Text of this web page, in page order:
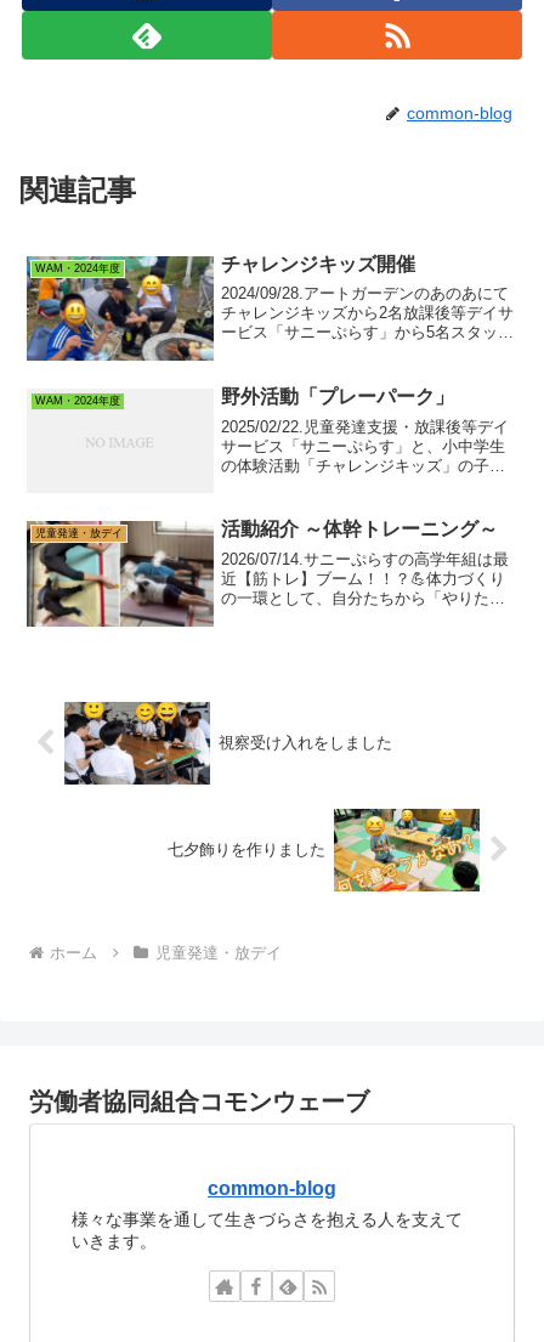
common-blog
関連記事
WAM・2024年度 チャレンジキッズ開催
2024/09/28.アートガーデンのあのあにて
チャレンジキッズから2名放課後等デイサ
ービス「サニーぷらす」から5名スタッフ
🪴火おこしやりたい！目標は薪割り！な
ど意...
WAM・2024年度 野外活動「プレーパーク」
2025/02/22.児童発達支援・放課後等デイ
サービス「サニーぷらす」と、小中学生
の体験活動「チャレンジキッズ」の子ど
ートガーデン。スタッフのやーまんが畑
の他、子ども...
児童発達・放デイ 活動紹介 ～体幹トレーニング～
2026/07/14.サニーぷらすの高学年組は最
近【筋トレ】ブーム！！？💪体力づくり
の一環として、自分たちから「やりた
視察受け入れをしました
七夕飾りを作りました
ホーム 児童発達・放デイ
労働者協同組合コモンウェーブ
common-blog
様々な事業を通して生きづらさを抱える人を支えて
いきます。